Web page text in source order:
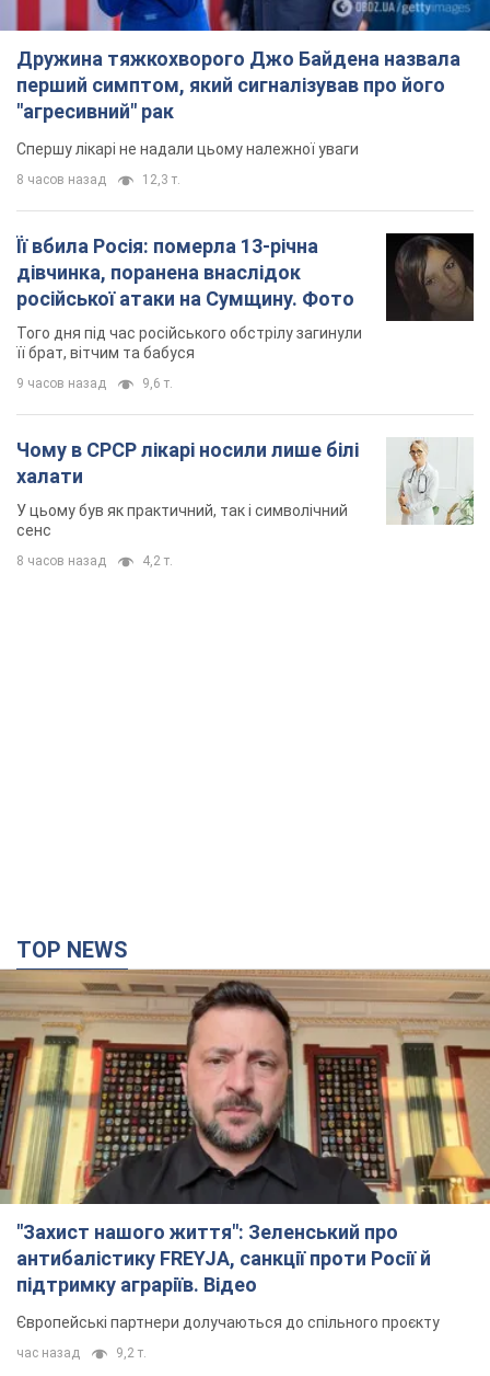
російської атаки на Сумщину. Фото
Того дня під час російського обстрілу загинули
її брат, вітчим та бабуся
9 часов назад
Чому в СРСР лікарі носили лише білі
халати
сенс
8 часов назад 4,2 т.
"Захист нашого життя": Зеленський про
антибалістику FREYJA, санкції проти Росії й
підтримку аграріїв. Відео
Європейські партнери долучаються до спільного проєкту
час назад 9,2 т.
"Балістика вбиває людей": Сікорський закликав
обговорити перехоплення ворожих ракет над
Україною
Глава МЗС Польщі закликав до збиття російських ракет над
Україною
Податкова передасть Міноборони дані про
чоловіків 18-60 років: для чого це потрібно